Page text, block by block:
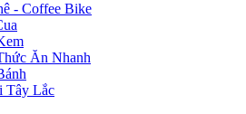
- Coffee Bike
Ăn Nhanh
Tây Lắc